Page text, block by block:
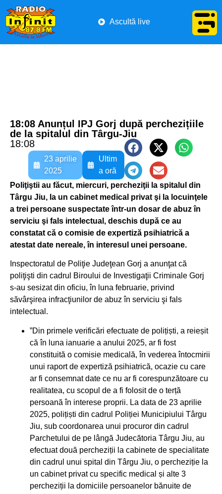
Ascultă live
18:08 Anunțul IPJ Gorj după perchezițiile
de la spitalul din Târgu-Jiu
18:08
23 aprilie
2025
Ultim
a oră
Poliţiştii au făcut, miercuri, percheziţii la spitalul din
Târgu Jiu, la un cabinet medical privat şi la locuinţele
a trei persoane suspectate într-un dosar de abuz în
serviciu şi fals intelectual, deschis după ce au
constatat că o comisie de expertiză psihiatrică a
atestat date nereale, în interesul unei persoane.
Inspectoratul de Poliţie Judeţean Gorj a anunţat că
poliţişti din cadrul Biroului de Investigaţii Criminale Gorj
s-au sesizat din oficiu, în luna februarie, privind
săvârşirea infracţiunilor de abuz în serviciu şi fals
intelectual.
”Din primele verificări efectuate de polițiști, a reieșit
că în luna ianuarie a anului 2025, ar fi fost
constituită o comisie medicală, în vederea întocmirii
unui raport de expertiză psihiatrică, ocazie cu care
ar fi consemnat date ce nu ar fi corespunzătoare cu
realitatea, cu scopul de a fi folosit de o terță
persoană în interese proprii. La data de 23 aprilie
2025, polițiști din cadrul Poliției Municipiului Târgu
Jiu, sub coordonarea unui procuror din cadrul
Parchetului de pe lângă Judecătoria Târgu Jiu, au
efectuat două percheziții la cabinete de specialitate
din cadrul unui spital din Târgu Jiu, o percheziție la
un cabinet privat cu specific medical și alte 3
percheziții la domiciile persoanelor bănuite de